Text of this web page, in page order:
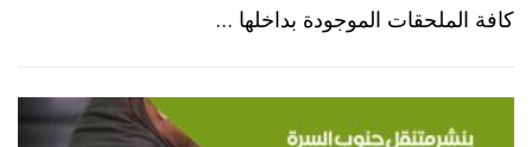
كافة الملحقات الموجودة بداخلها …